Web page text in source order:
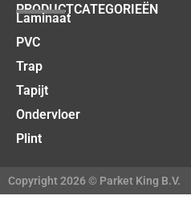
PRODUCTCATEGORIEËN
Laminaat
PVC
Trap
Tapijt
Ondervloer
Plint
Copyright 2026 © Parket King B.V.